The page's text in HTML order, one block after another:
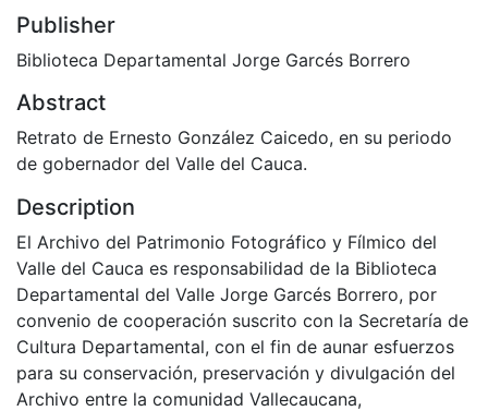
Publisher
Biblioteca Departamental Jorge Garcés Borrero
Abstract
Retrato de Ernesto González Caicedo, en su periodo
de gobernador del Valle del Cauca.
Description
El Archivo del Patrimonio Fotográfico y Fílmico del
Valle del Cauca es responsabilidad de la Biblioteca
Departamental del Valle Jorge Garcés Borrero, por
convenio de cooperación suscrito con la Secretaría de
Cultura Departamental, con el fin de aunar esfuerzos
para su conservación, preservación y divulgación del
Archivo entre la comunidad Vallecaucana,